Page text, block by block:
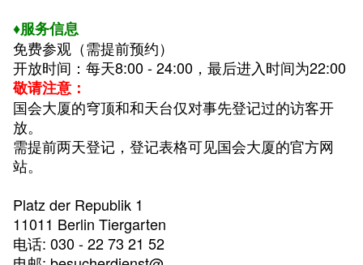
♦服务信息
免费参观（需提前预约）
开放时间：每天8:00 - 24:00， 最后进入时间为22:00
敬请注意：
国会大厦的穹顶和和天台仅对事先登记过的访客开
放。
需提前两天登记，登记表格可见国会大厦的官方网
站。
Platz der Republik 1
11011 Berlin Tiergarten
电话: 030 - 22 73 21 52